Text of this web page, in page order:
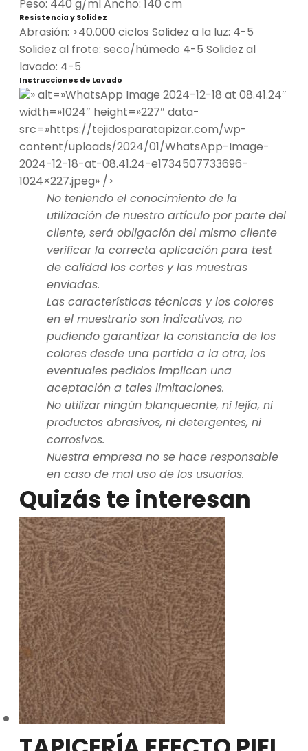
Peso: 440 g/ml Ancho: 140 cm
Resistencia y Solidez
Abrasión: >40.000 ciclos Solidez a la luz: 4-5
Solidez al frote: seco/húmedo 4-5 Solidez al
lavado: 4-5
Instrucciones de Lavado
» alt=»WhatsApp Image 2024-12-18 at 08.41.24″
width=»1024″ height=»227″ data-
src=»https://tejidosparatapizar.com/wp-
content/uploads/2024/01/WhatsApp-Image-
2024-12-18-at-08.41.24-e1734507733696-
1024×227.jpeg» />
No teniendo el conocimiento de la
utilización de nuestro artículo por parte del
cliente, será obligación del mismo cliente
verificar la correcta aplicación para test
de calidad los cortes y las muestras
enviadas.
Las características técnicas y los colores
en el muestrario son indicativos, no
pudiendo garantizar la constancia de los
colores desde una partida a la otra, los
eventuales pedidos implican una
aceptación a tales limitaciones.
No utilizar ningún blanqueante, ni lejía, ni
productos abrasivos, ni detergentes, ni
corrosivos.
Nuestra empresa no se hace responsable
en caso de mal uso de los usuarios.
Quizás te interesan